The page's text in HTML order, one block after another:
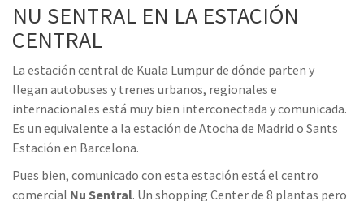
NU SENTRAL EN LA ESTACIÓN
CENTRAL
La estación central de Kuala Lumpur de dónde parten y
llegan autobuses y trenes urbanos, regionales e
internacionales está muy bien interconectada y comunicada.
Es un equivalente a la estación de Atocha de Madrid o Sants
Estación en Barcelona.
Pues bien, comunicado con esta estación está el centro
comercial Nu Sentral. Un shopping Center de 8 plantas pero